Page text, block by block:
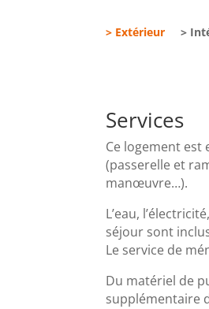
> Extérieur >
Services
Ce logement est
(passerelle et
manœuvre…).
L’eau,
séjour sont
Le service de
Du matériel de
supplémentaire